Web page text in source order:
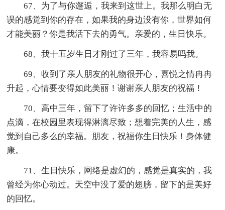
67、为了与你邂逅，我来到这世上。我那么明白无
误的感觉到你的存在，如果我的身边没有你，世界如何
才能美丽？你是我活下去的勇气。亲爱的，生日快乐。
68、我十五岁生日才刚过了三年，我容易吗我。
69、收到了亲人朋友的礼物很开心，喜悦之情冉冉
升起，心情要变得如此美丽！谢谢亲人朋友的祝福！
70、高中三年，留下了许许多多的回忆；生活中的
点滴，在校园里表现得淋漓尽致；想着完美的人生，感
觉到自己多么的幸福。朋友，祝福你生日快乐！身体健
康。
71、生日快乐，网络是虚幻的，感觉是真实的，我
曾经为你心动过。天空中没了爱的翅膀，留下的是美好
的回忆。